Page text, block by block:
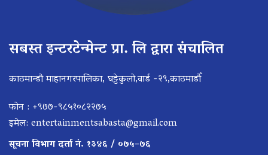
सबस्त इन्टरटेन्मेन्ट प्रा. लि द्वारा संचालित
काठमान्डौ माहानगरपालिका, घट्टेकुलो,वार्ड -२९,काठमाडौँ
फोन : +९७७-९८५१०८२२७५
इमेल: entertainmentsabasta@gmail.com
सूचना विभाग दर्ता नं. १३४६ / ०७५–७६